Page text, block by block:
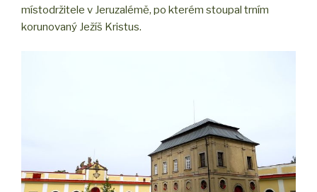
místodržitele v Jeruzalémě, po kterém stoupal trním
korunovaný Ježíš Kristus.